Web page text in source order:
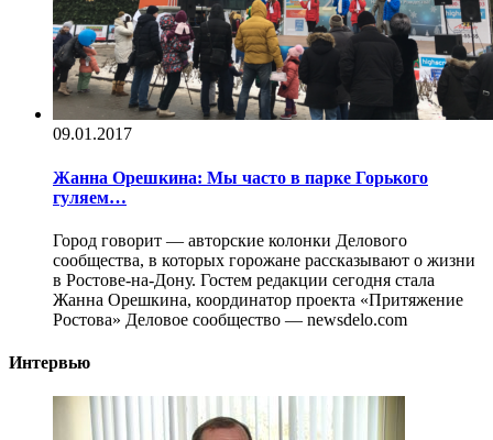
09.01.2017
Жанна Орешкина: Мы часто в парке Горького
гуляем…
Город говорит — авторские колонки Делового
сообщества, в которых горожане рассказывают о жизни
в Ростове-на-Дону. Гостем редакции сегодня стала
Жанна Орешкина, координатор проекта «Притяжение
Ростова» Деловое сообщество — newsdelo.com
Интервью